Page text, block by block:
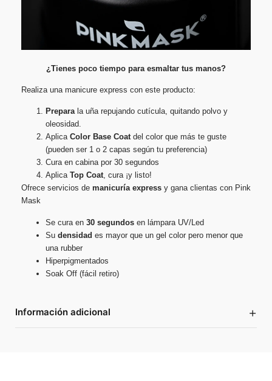
¿Tienes poco tiempo para esmaltar tus manos?
Realiza una manicure express con este producto:
Preparala uña repujando cutícula, quitando polvo y
oleosidad.
AplicaColor Base Coatdel color que más te guste
(pueden ser 1 o 2 capas según tu preferencia)
Cura en cabina por 30 segundos
Aplica Top Coat, cura ¡y listo!
Ofrece servicios de manicuría express y gana clientas con Pink
Mask
Se cura en 30 segundos en lámpara UV/Led
Su densidad es mayor que un gel color pero menor que
una rubber
Hiperpigmentados
Soak Off (fácil retiro)
Información adicional +